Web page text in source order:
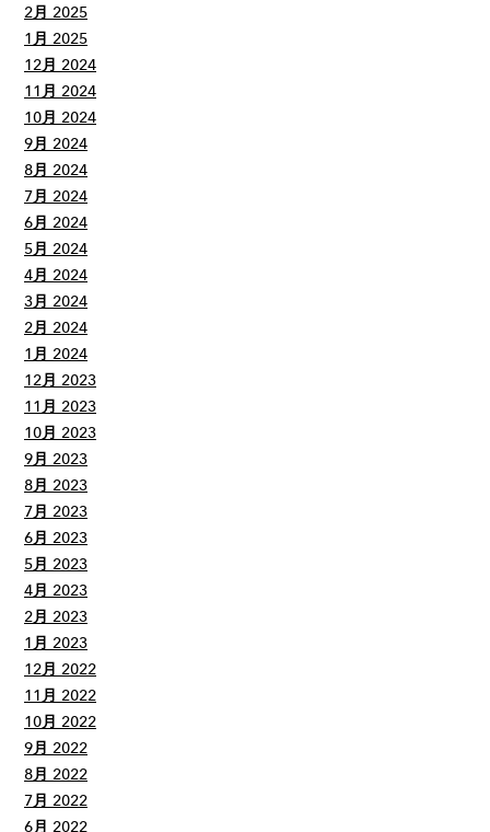
2月 2025
1月 2025
12月 2024
11月 2024
10月 2024
9月 2024
8月 2024
7月 2024
6月 2024
5月 2024
4月 2024
3月 2024
2月 2024
1月 2024
12月 2023
11月 2023
10月 2023
9月 2023
8月 2023
7月 2023
6月 2023
5月 2023
4月 2023
2月 2023
1月 2023
12月 2022
11月 2022
10月 2022
9月 2022
8月 2022
7月 2022
6月 2022